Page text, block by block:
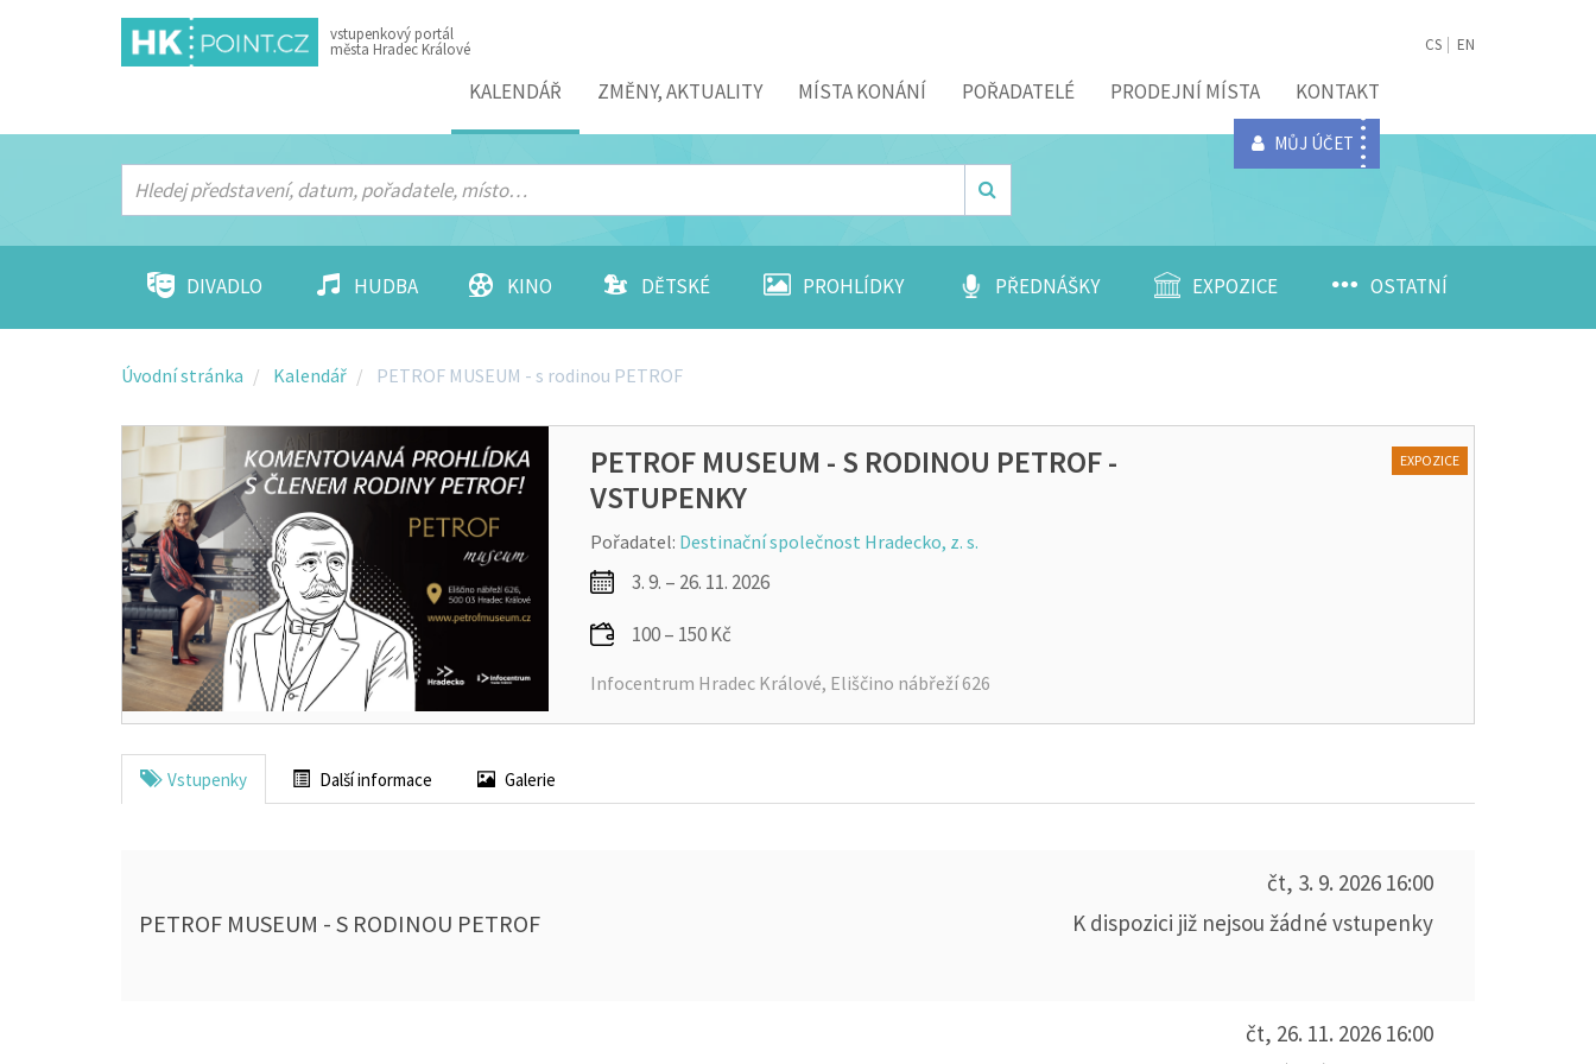
vstupenkový portál
města Hradec Králové
Menu
KALENDÁŘ ZMĚNY, AKTUALITY MÍSTA KONÁNÍ POŘADATELÉ PRODEJNÍ MÍSTA KONTAKT
MŮJ ÚČET
CS EN
DIVADLO HUDBA KINO DĚTSKÉ PROHLÍDKY PŘEDNÁŠKY EXPOZICE OSTATNÍ
Úvodní stránka Kalendář PETROF MUSEUM - s rodinou PETROF
PETROF MUSEUM - S RODINOU PETROF -
VSTUPENKY
Pořadatel: Destinační společnost Hradecko, z. s.
3. 9. – 26. 11. 2026
100 – 150 Kč
Infocentrum Hradec Králové, Eliščino nábřeží 626
EXPOZICE
Vstupenky Další informace Galerie
PETROF MUSEUM - S RODINOU PETROF
čt, 3. 9. 2026 16:00
K dispozici již nejsou žádné vstupenky
čt, 26. 11. 2026 16:00